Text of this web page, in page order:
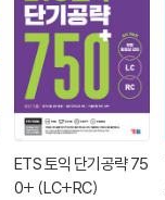
ETS 토익 단기공략 75
0+ (LC+RC)